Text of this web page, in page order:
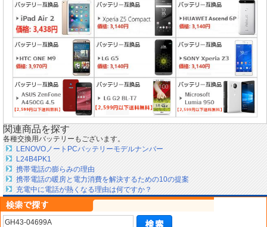
関連商品を探す
各種交換用バッテリーもございます。
LENOVOノートPCバッテリーモデルナンバー
L24B4PK1
携帯電話の膨らみの理由
携帯電話の暖房と電力消費を解決するための10の提案
充電中に電話が熱くなる理由は何ですか？